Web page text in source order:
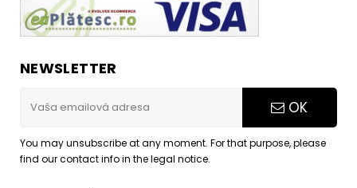
NEWSLETTER
OK
You may unsubscribe at any moment. For that purpose, please
find our contact info in the legal notice.